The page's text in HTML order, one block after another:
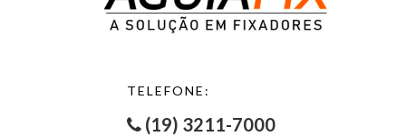
TELEFONE:
(19) 3211-7000